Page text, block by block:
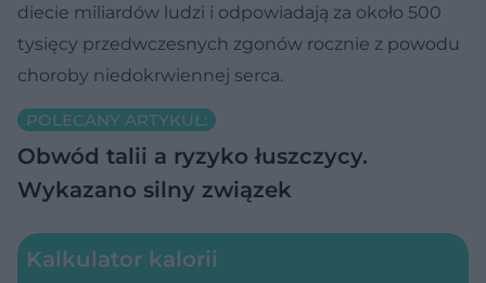
diecie miliardów ludzi i odpowiadają za około 500
tysięcy przedwczesnych zgonów rocznie z powodu
choroby niedokrwiennej serca.
POLECANY ARTYKUŁ:
Obwód talii a ryzyko łuszczycy.
Wykazano silny związek
Kalkulator kalorii